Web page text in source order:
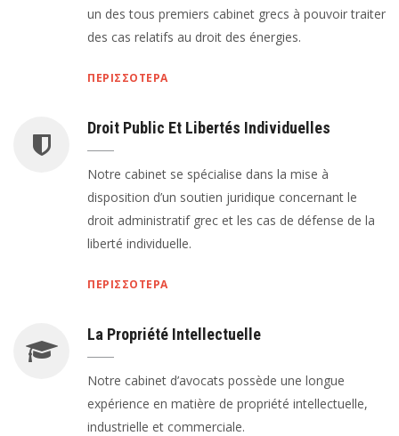
un des tous premiers cabinet grecs à pouvoir traiter
des cas relatifs au droit des énergies.
ΠΕΡΙΣΣΟΤΕΡΑ
Droit Public Et Libertés Individuelles
Notre cabinet se spécialise dans la mise à
disposition d’un soutien juridique concernant le
droit administratif grec et les cas de défense de la
liberté individuelle.
ΠΕΡΙΣΣΟΤΕΡΑ
La Propriété Intellectuelle
Notre cabinet d’avocats possède une longue
expérience en matière de propriété intellectuelle,
industrielle et commerciale.